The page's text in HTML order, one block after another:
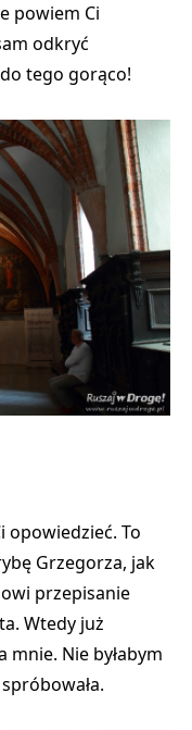
powiem Ci
odkryć
tego gorąco!
opowiedzieć. To
Grzegorza, jak
przepisanie
Wtedy już
mnie. Nie byłabym